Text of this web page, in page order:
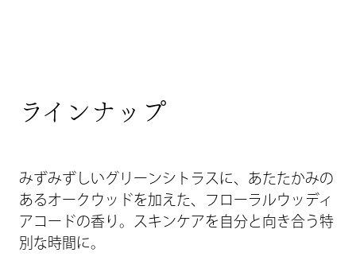
ラインナップ
みずみずしいグリーンシトラスに、あたたかみの
あるオークウッドを加えた、
フローラルウッディ
アコードの香り。スキンケアを自分と向き合う特
別な時間に。